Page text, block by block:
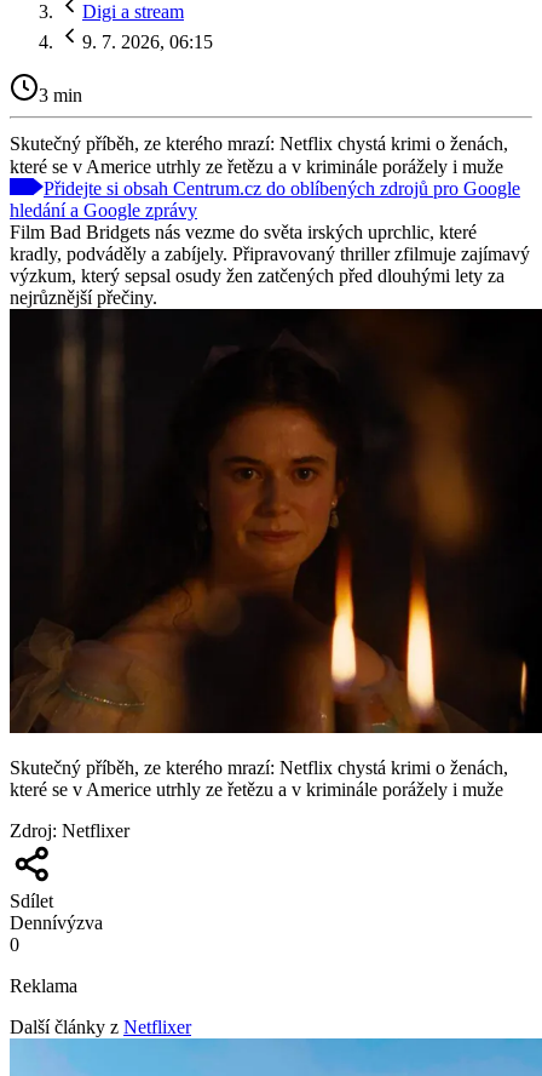
Digi a stream
9. 7. 2026, 06:15
3 min
Skutečný příběh, ze kterého mrazí: Netflix chystá krimi o ženách,
které se v Americe utrhly ze řetězu a v kriminále porážely i muže
Přidejte si obsah Centrum.cz do oblíbených zdrojů pro Google
hledání a Google zprávy
Film Bad Bridgets nás vezme do světa irských uprchlic, které
kradly, podváděly a zabíjely. Připravovaný thriller zfilmuje zajímavý
výzkum, který sepsal osudy žen zatčených před dlouhými lety za
nejrůznější přečiny.
Skutečný příběh, ze kterého mrazí: Netflix chystá krimi o ženách,
které se v Americe utrhly ze řetězu a v kriminále porážely i muže
Zdroj: Netflixer
Sdílet
Dennívýzva
0
Reklama
Další články z Netflixer